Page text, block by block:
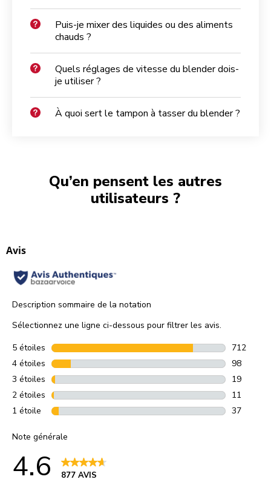
Puis-je mixer des liquides ou des aliments
chauds ?
Quels réglages de vitesse du blender dois-
je utiliser ?
À quoi sert le tampon à tasser du blender ?
Qu’en pensent les autres
utilisateurs ?